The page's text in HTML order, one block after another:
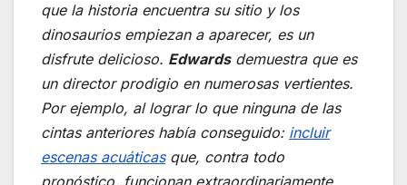
que la historia encuentra su sitio y los
dinosaurios empiezan a aparecer, es un
disfrute delicioso. Edwardsdemuestra que es
un director prodigio en numerosas vertientes.
Por ejemplo, al lograr lo que ninguna de las
cintas anteriores había conseguido: incluir
escenas acuáticasque, contra todo